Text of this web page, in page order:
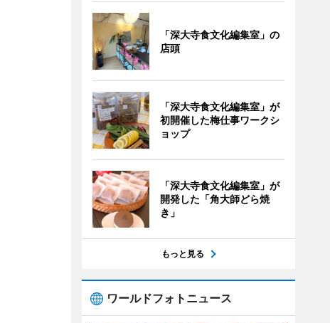
「深大寺食文化編集室」の
店頭
「深大寺食文化編集室」が
初開催した梅仕事ワークシ
ョップ
「深大寺食文化編集室」が
開発した「角大師どら焼
き」
もっと見る
ワールドフォトニュース